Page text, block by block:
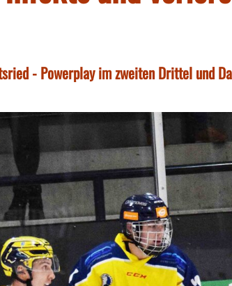
- Powerplay im zweiten Drittel und